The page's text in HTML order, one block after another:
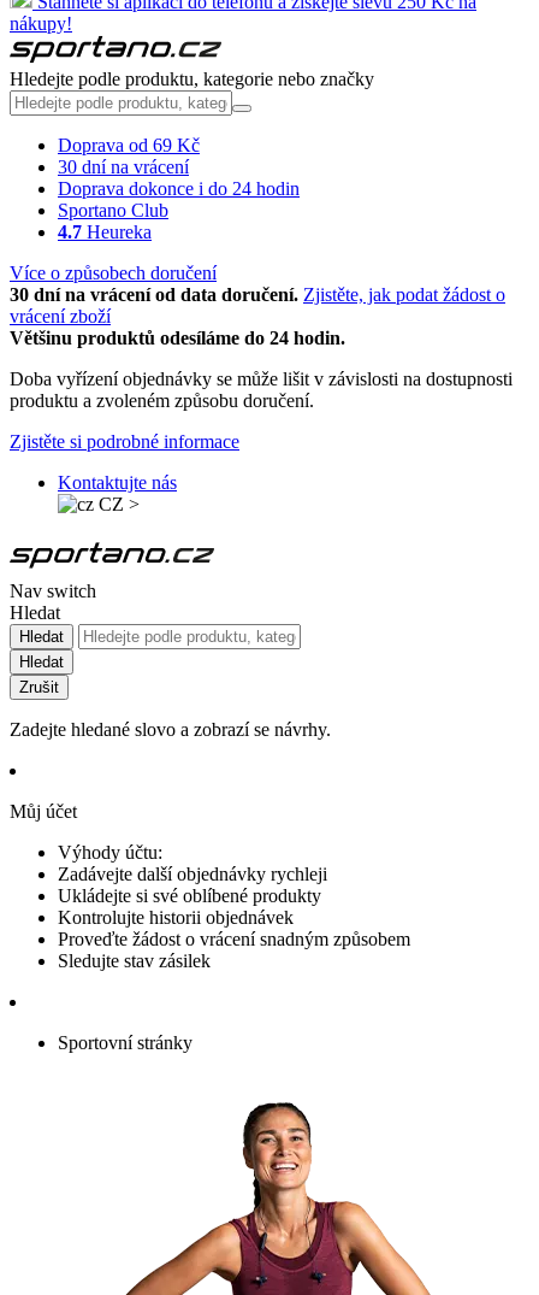
nákupy!
Hledejte podle produktu, kategorie nebo značky
Doprava od 69 Kč
30 dní na vrácení
Doprava dokonce i do 24 hodin
Sportano Club
4.7 Heureka
Více o způsobech doručení
30 dní na vrácení od data doručení. Zjistěte, jak podat žádost o
vrácení zboží
Většinu produktů odesíláme do 24 hodin.
Doba vyřízení objednávky se může lišit v závislosti na dostupnosti
produktu a zvoleném způsobu doručení.
Zjistěte si podrobné informace
Kontaktujte nás
CZ >
Nav switch
Hledat
Hledat
Hledat
Zrušit
Zadejte hledané slovo a zobrazí se návrhy.
Můj účet
Výhody účtu:
Zadávejte další objednávky rychleji
Ukládejte si své oblíbené produkty
Kontrolujte historii objednávek
Proveďte žádost o vrácení snadným způsobem
Sledujte stav zásilek
Sportovní stránky